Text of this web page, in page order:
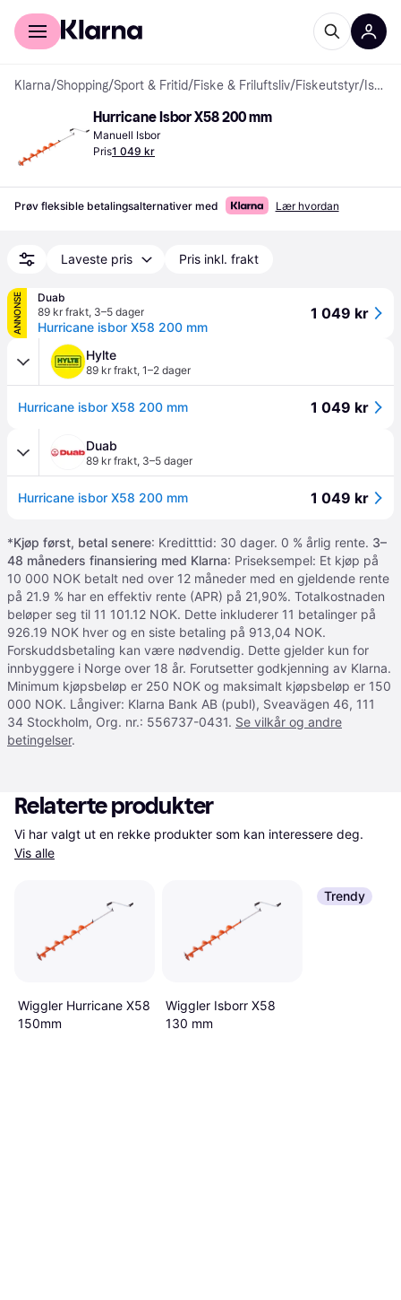
For kunder
Klarna/Shopping/Sport & Fritid/Fiske & Friluftsliv/Fiskeutstyr/ Isfiske
Hurricane Isbor X58 200 mm
Manuell Isbor
Pris1 049 kr
Prøv fleksible betalingsalternativer med Lær hvordan
Laveste pris Pris inkl. frakt
ANNONSE
Duab
89 kr frakt, 3–5 dager
Hurricane isbor X58 200 mm
1 049 kr
Hylte
89 kr frakt, 1–2 dager
Hurricane isbor X58 200 mm 1 049 kr
Duab
89 kr frakt, 3–5 dager
Hurricane isbor X58 200 mm 1 049 kr
*Kjøp først, betal senere: Kreditttid: 30 dager. 0 % årlig rente. 3–
48 måneders finansiering med Klarna: Priseksempel: Et kjøp på
10 000 NOK betalt ned over 12 måneder med en gjeldende rente
på 21.9 % har en effektiv rente (APR) på 21,90%. Totalkostnaden
beløper seg til 11 101.12 NOK. Dette inkluderer 11 betalinger på
926.19 NOK hver og en siste betaling på 913,04 NOK.
Forskuddsbetaling kan være nødvendig. Dette gjelder kun for
innbyggere i Norge over 18 år. Forutsetter godkjenning av Klarna.
Minimum kjøpsbeløp er 250 NOK og maksimalt kjøpsbeløp er 150
000 NOK. Långiver: Klarna Bank AB (publ), Sveavägen 46, 111
34 Stockholm, Org. nr.: 556737-0431. Se vilkår og andre
betingelser.
Relaterte produkter
Vis alle
Wiggler Hurricane X58
150mm
Wiggler Isborr X58
130 mm
Trendy